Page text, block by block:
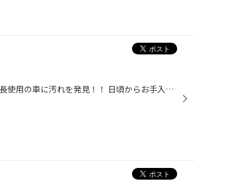
先日、来海エリア長の巡回日…。 エリア長使用の車に汚れを発見！！ 日頃からお手入れしてきれいにしている車だから、 エリア長は汚れが気になる様子…。 お任せください！長崎スタッフがお助けします!(^^)! てなことで、閉店後の荒木スタッフと 黒田スタッフの真剣磨きの模様です。 丁寧にフキフキ。...